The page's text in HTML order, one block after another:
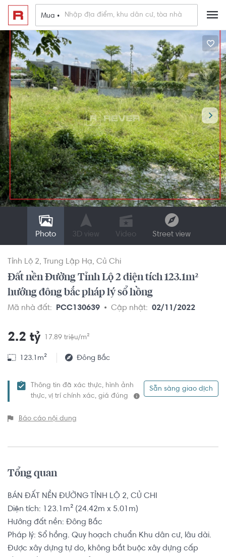
Mua •
Photo 3D view Video Street view
Tỉnh Lộ 2 Trung Lập Hạ Củ Chi
Đất nền Đường Tỉnh Lộ 2 diện tích 123.1m²
hướng đông bắc pháp lý sổ hồng
Mã nhà đất: PCC130639 Cập nhật: 02/11/2022
2.2 tỷ 17.89 triệu/m²
123.1m² Đông Bắc
Thông tin đã xác thực, hình ảnh
thực, vị trí chính xác, giá đúng
Sẵn sàng giao dịch
Báo cáo nội dung
Tổng quan
BÁN ĐẤT NỀN ĐƯỜNG TỈNH LỘ 2, CỦ CHI
Diện tích: 123.1m² (24.42m x 5.01m)
Hướng đất nền: Đông Bắc
Pháp lý: Sổ hồng. Quy hoạch chuẩn Khu dân cư, lâu dài.
Được xây dựng tự do, không bắt buộc xây dựng cấp